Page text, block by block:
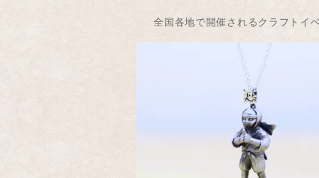
全国各地で開催されるクラフトイ